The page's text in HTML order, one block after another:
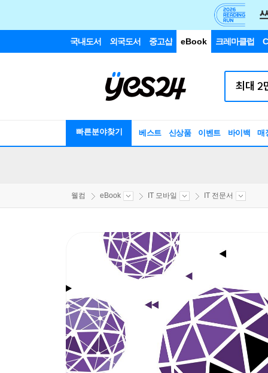
국내도서 외국도서 중고샵 eBook 크레마클럽
빠른분야찾기 베스트 신상품 이벤트 바이백 매
웰컴 eBook IT 모바일 IT 전문서